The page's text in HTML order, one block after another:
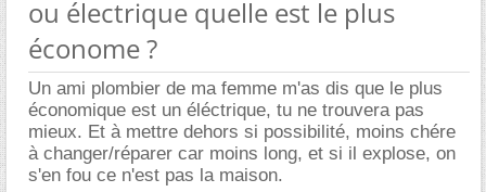
ou électrique quelle est le plus
économe ?
Un ami plombier de ma femme m'as dis que le plus
économique est un éléctrique, tu ne trouvera pas
mieux. Et à mettre dehors si possibilité, moins chére
à changer/réparer car moins long, et si il explose, on
s'en fou ce n'est pas la maison.